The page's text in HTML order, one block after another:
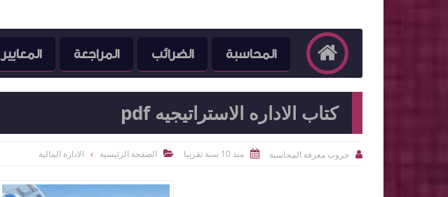
المحاسبة الضرائب المراجعة المعايير
كتاب الاداره الاستراتيجيه pdf
 جروب معرفة المحاسبة  منذ 10 سنة تقريبا  الصفحة الرئيسية الادارة المالية